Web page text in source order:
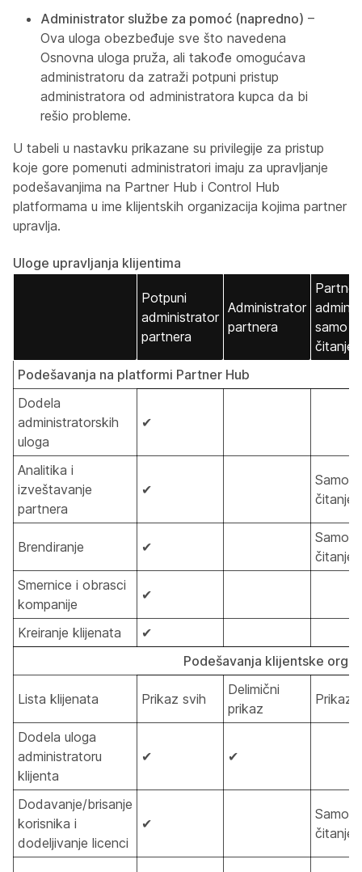
Administrator službe za pomoć (napredno) –
Ova uloga obezbeđuje sve što navedena
Osnovna uloga pruža, ali takođe omogućava
administratoru da zatraži potpuni pristup
administratora od administratora kupca da bi
rešio probleme.
U tabeli u nastavku prikazane su privilegije za pristup
koje gore pomenuti administratori imaju za upravljanje
podešavanjima na Partner Hub i Control Hub
platformama u ime klijentskih organizacija kojima partner
upravlja.
Uloge upravljanja klijentima
Potpuni
administrator
partnera
Administrator
partnera
Partner
samo
čitanje
Podešavanja na platformi Partner Hub
Dodela
administratorskih
uloga
✔
Analitika i
izveštavanje
partnera
✔
Samo
čitanje
Brendiranje ✔
Samo
čitanje
Smernice i obrasci
kompanije
✔
Kreiranje klijenata
✔
Podešavanja klijentske
Lista klijenata Prikaz svih
Delimični
prikaz
Prikaz
Dodela uloga
administratoru
klijenta
✔ ✔
Dodavanje/brisanje
korisnika i
dodeljivanje licenci
✔
Samo
čitanje